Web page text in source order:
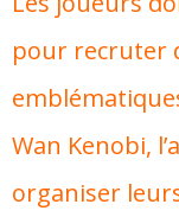
pour recruter
Wan Kenobi,
organiser